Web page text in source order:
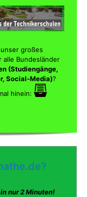
großes
alle Bundesländer
(Studiengänge,
Social-Media)?
hinein:
nur 2 Minuten!